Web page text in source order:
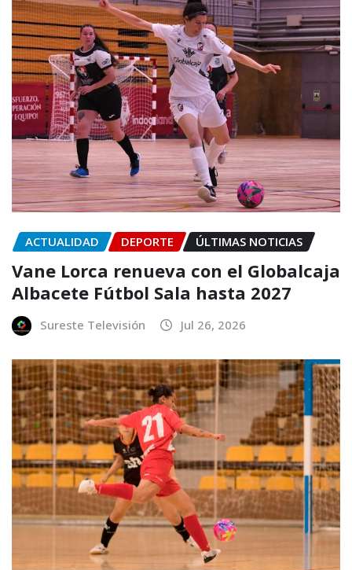
ACTUALIDAD DEPORTE ÚLTIMAS NOTICIAS
Vane Lorca renueva con el Globalcaja
Albacete Fútbol Sala hasta 2027
Sureste Televisión Jul 26, 2026